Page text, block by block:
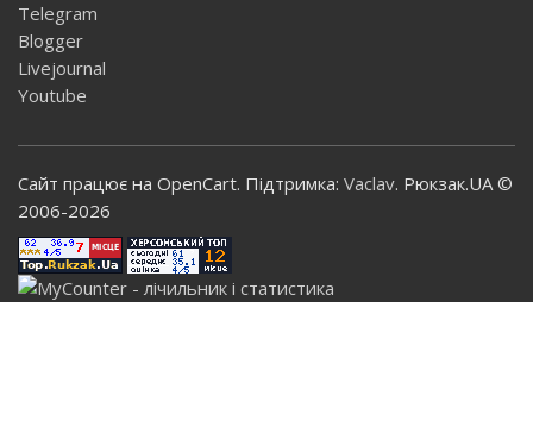
Telegram
Blogger
Livejournal
Youtube
Сайт працює на OpenCart. Підтримка: Vaclav. Рюкзак.UA ©
2006-2026